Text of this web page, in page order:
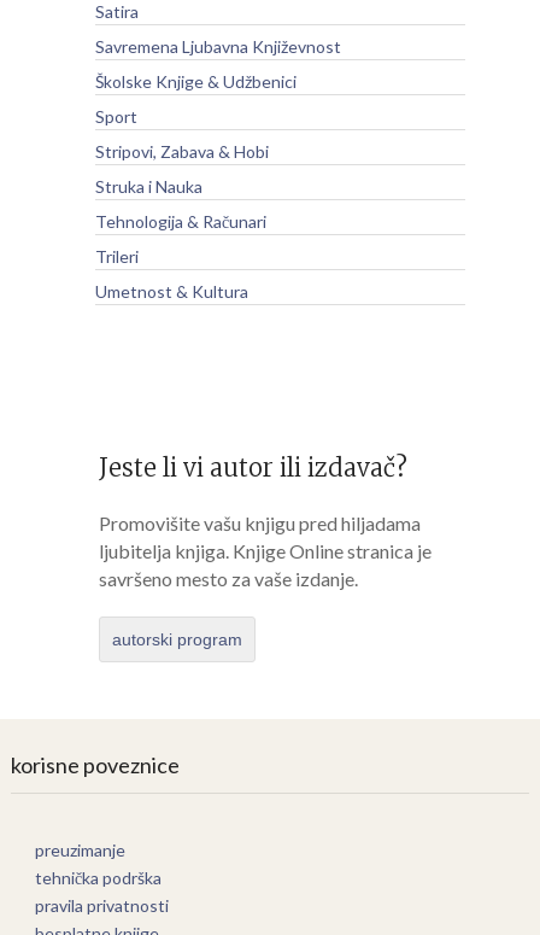
Satira
Savremena Ljubavna Književnost
Školske Knjige & Udžbenici
Sport
Stripovi, Zabava & Hobi
Struka i Nauka
Tehnologija & Računari
Trileri
Umetnost & Kultura
Jeste li vi autor ili izdavač?
Promovišite vašu knjigu pred hiljadama
ljubitelja knjiga. Knjige Online stranica je
savršeno mesto za vaše izdanje.
autorski program
korisne poveznice
preuzimanje
tehnička podrška
pravila privatnosti